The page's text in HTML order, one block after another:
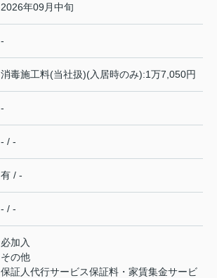
2026年09月中旬
-
消毒施工料(当社扱)(入居時のみ):1万7,050円
-
- / -
有 / -
- / -
必加入
その他
保証人代行サービス保証料・家賃集金サービ